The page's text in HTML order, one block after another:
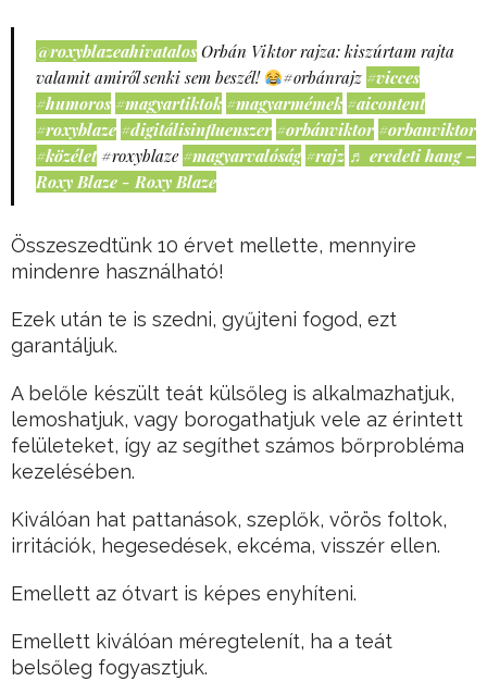
@roxyblazeahivatalos Orbán Viktor rajza: kiszúrtam rajta
valamit amiről senki sem beszél!
#orbánrajz #vicces
#humoros #magyartiktok #magyarmémek #aicontent
#roxyblaze #digitálisinfluenszer #orbánviktor #orbanviktor
#közélet #roxyblaze #magyarvalóság #rajz ♬ eredeti hang –
Roxy Blaze - Roxy Blaze
Összeszedtünk 10 érvet mellette, mennyire
mindenre használható!
Ezek után te is szedni, gyűjteni fogod, ezt
garantáljuk.
A belőle készült teát külsőleg is alkalmazhatjuk,
lemoshatjuk, vagy borogathatjuk vele az érintett
felületeket, így az segíthet számos bőrprobléma
kezelésében.
Kiválóan hat pattanások, szeplők, vörös foltok,
irritációk, hegesedések, ekcéma, visszér ellen.
Emellett az ótvart is képes enyhíteni.
Emellett kiválóan méregtelenít, ha a teát
belsőleg fogyasztjuk.